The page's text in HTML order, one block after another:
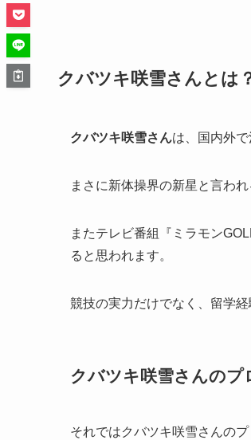
クバツキ咲雪さんとは
クバツキ咲雪さんは、国内外
まさに新体操界の新星 と言わ
またテレビ番組『ミラモン
ると思われます。
競技の実力だけでなく、留学
クバツキ咲雪さんのプ
それではクバツキ咲雪さんの